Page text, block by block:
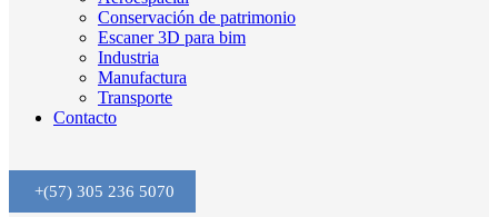
Conservación de patrimonio
Escaner 3D para bim
Industria
Manufactura
Transporte
Contacto
+(57) 305 236 5070